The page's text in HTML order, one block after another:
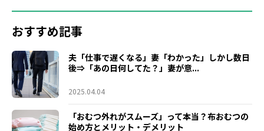
おすすめ記事
夫「仕事で遅くなる」妻「わかった」しかし数日
後⇒「あの日何してた？」妻が意...
2025.04.04
「おむつ外れがスムーズ」って本当？布おむつの
始め方とメリット・デメリット